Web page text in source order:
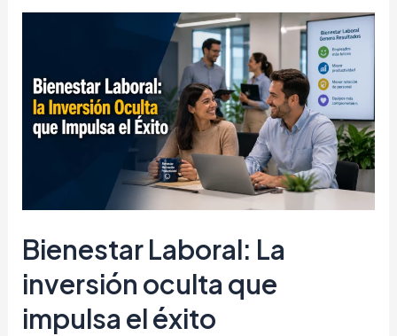
mitos
en
Seguridad
Bienestar Laboral: La
inversión oculta que
impulsa el éxito